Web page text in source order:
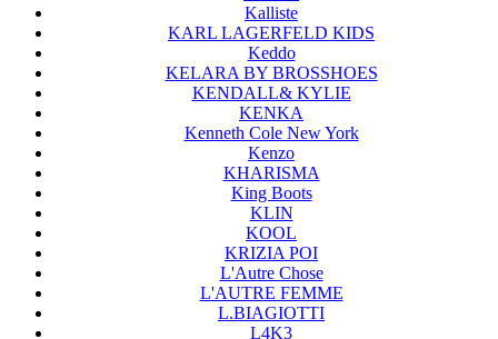
Kalliste
KARL LAGERFELD KIDS
Keddo
KELARA BY BROSSHOES
KENDALL& KYLIE
KENKA
Kenneth Cole New York
Kenzo
KHARISMA
King Boots
KLIN
KOOL
KRIZIA POI
L'Autre Chose
L'AUTRE FEMME
L.BIAGIOTTI
L4K3